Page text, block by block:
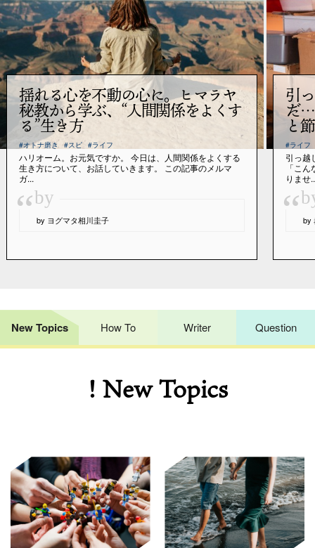
揺れる心を不動の心に。ヒマラヤ
秘教から学ぶ、“人間関係をよくす
る”生き方
#オトナ磨き #スピ #ライフ
ハリオーム。お元気ですか。 今日は、人間関係をよくする
生き方について、お話していきます。 この記事のメルマ
ガ...
“by
by ヨグマタ相川圭子
引
だ…
と
#ライフ
引っ越
「こ
りませ
“ by
New Topics How To Writer Question
! New Topics